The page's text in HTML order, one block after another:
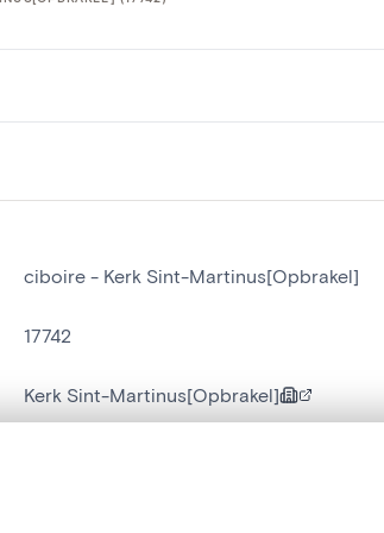
ciboire - Kerk Sint-Martinus[Opbrakel]
17742
Kerk Sint-Martinus[Opbrakel]